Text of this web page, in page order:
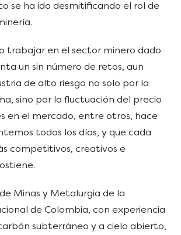
se ha ido desmitificando el rol de
trabajar en el sector minero dado
un sin número de retos, aun
de alto riesgo no solo por la
sino por la fluctuación del precio
en el mercado, entre otros, hace
todos los días, y que cada
competitivos, creativos e
Minas y Metalurgia de la
de Colombia, con experiencia
subterráneo y a cielo abierto,